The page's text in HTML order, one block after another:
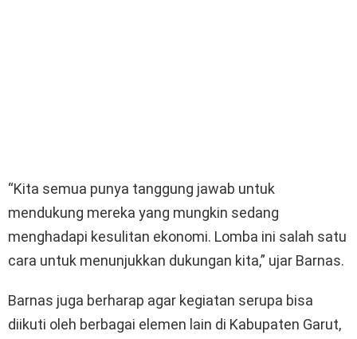
“Kita semua punya tanggung jawab untuk
mendukung mereka yang mungkin sedang
menghadapi kesulitan ekonomi. Lomba ini salah satu
cara untuk menunjukkan dukungan kita,” ujar Barnas.
Barnas juga berharap agar kegiatan serupa bisa
diikuti oleh berbagai elemen lain di Kabupaten Garut,